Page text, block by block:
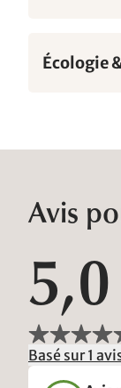
Écologie
Avis
5,0
Basé sur 1